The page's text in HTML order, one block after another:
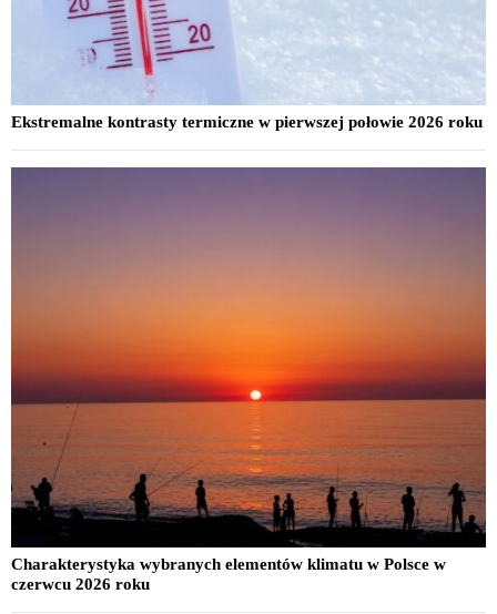
Ekstremalne kontrasty termiczne w pierwszej połowie 2026 roku
Charakterystyka wybranych elementów klimatu w Polsce w
czerwcu 2026 roku